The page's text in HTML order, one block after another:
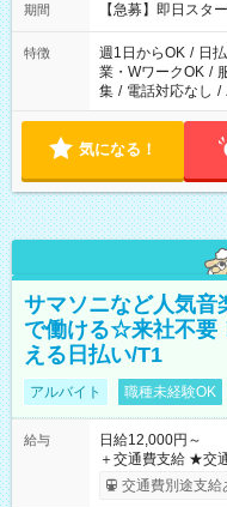
期間 【急募】即日スタ
特徴 週1日からOK / 日
業・WワークOK /
集 / 電話対応なし /
気になる！
サマソニなど人気音
で働ける☆来社不要
える日払い/T1
アルバイト 職種未経験OK
給与
日給12,000円～
＋交通費支給 ★交通費一部支給 ┗1日500円を超えた分は全額支
給！ ※往復500円以内の
（規定あり） ┗働
交通費別途支給